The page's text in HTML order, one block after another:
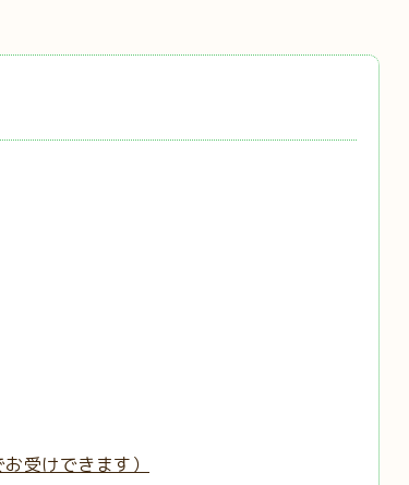
受けできます）